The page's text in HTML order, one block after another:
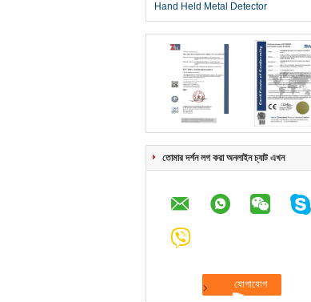
Hand Held Metal Detector
তোমার দর্শন লগ করা অনলাইন চ্যাট এখন